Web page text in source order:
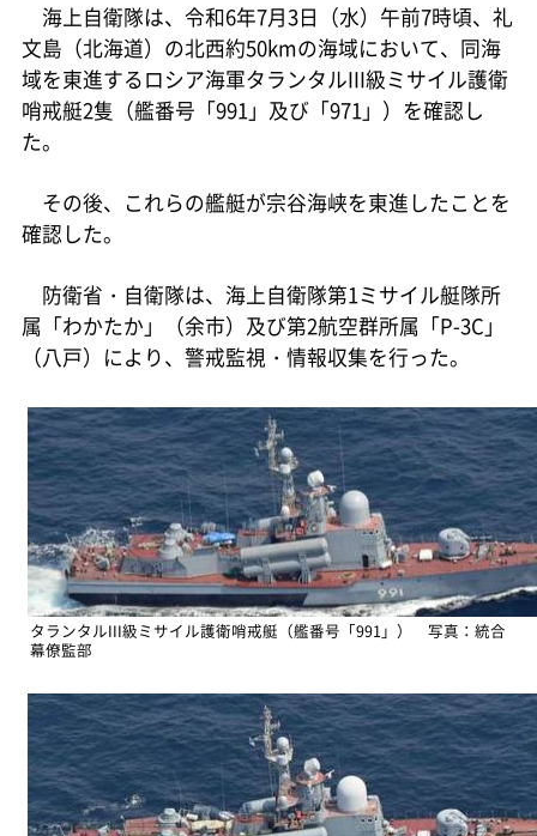
海上自衛隊は、令和6年7月3日（水）午前7時頃、礼
文島（北海道）の北西約50kmの海域において、同海
域を東進するロシア海軍タランタルIII級ミサイル護衛
哨戒艇2隻（艦番号「991」及び「971」）を確認し
た。
その後、これらの艦艇が宗谷海峡を東進したことを
確認した。
防衛省・自衛隊は、海上自衛隊第1ミサイル艇隊所
属「わかたか」（余市）及び第2航空群所属「P-3C」
（八戸）により、警戒監視・情報収集を行った。
タランタルIII級ミサイル護衛哨戒艇（艦番号「991」） 写真：統合
幕僚監部